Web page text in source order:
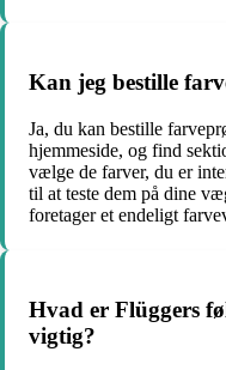
Kan jeg bestille
Ja, du kan bestille
hjemmeside, og find
vælge de farver, du er
til at teste dem på dine
foretager et endeligt
Hvad er Flüggers
vigtig?